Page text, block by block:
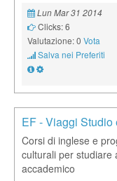
Lun Mar 31 2014
Clicks: 6
Valutazione: 0 Vota
Salva nei Preferiti
EF - Viaggi
Corsi di inglese e
culturali per
accademico